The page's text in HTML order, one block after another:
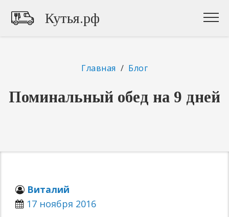
Кутья.рф
Главная / Блог
Поминальный обед на 9 дней
Виталий
17 ноября 2016